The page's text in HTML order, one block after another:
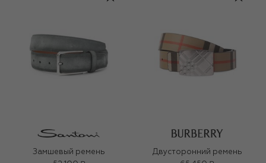
Замшевый ремень
Двусторонний ремень